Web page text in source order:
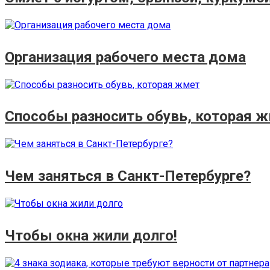
Организация рабочего места дома
Способы разносить обувь, которая
Чем заняться в Санкт-Петербурге?
Чтобы окна жили долго!